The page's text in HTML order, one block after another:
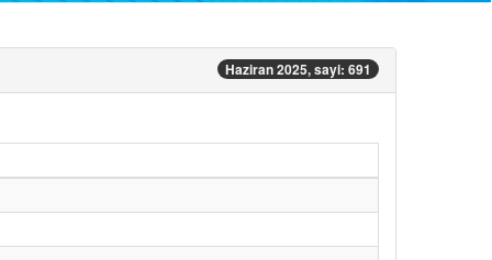
Haziran 2025, sayi: 691